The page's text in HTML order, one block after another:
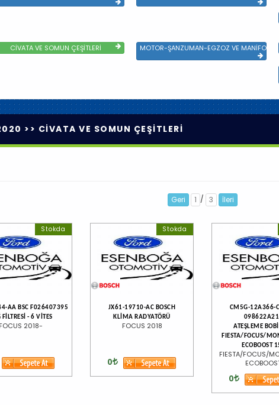
SAC AKSAM
CİVATA VE SOMUN ÇEŞİTLERİ MOTOR-ŞANZUMAN-EGZOZ VE MANİFOLD
>> CİVATA VE SOMUN ÇEŞİTLERİ
Geri 1 / 3 İleri
Stokda
AA BSC F026407395
FİLTRESİ - 6 VİTES
FOCUS 2018-
Stokda
JX61-19710-AC BOSCH
KLİMA RADYATÖRÜ
FOCUS 2018
0
CM5G-12A366-
ATEŞLEME
FIESTA/FOCUS/
ECOBOOST
FIESTA/FOCUS/
0